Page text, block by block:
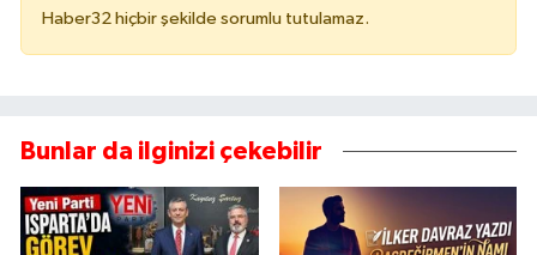
Haber32 hiçbir şekilde sorumlu tutulamaz.
Bunlar da ilginizi çekebilir